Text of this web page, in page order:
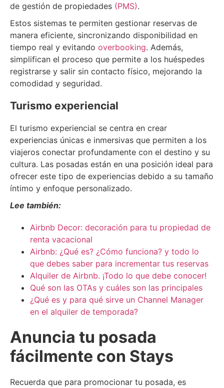
de gestión de propiedades (PMS).
Estos sistemas te permiten gestionar reservas de
manera eficiente, sincronizando disponibilidad en
tiempo real y evitando overbooking. Además,
simplifican el proceso que permite a los huéspedes
registrarse y salir sin contacto físico, mejorando la
comodidad y seguridad.
Turismo experiencial
El turismo experiencial se centra en crear
experiencias únicas e inmersivas que permiten a los
viajeros conectar profundamente con el destino y su
cultura. Las posadas están en una posición ideal para
ofrecer este tipo de experiencias debido a su tamaño
íntimo y enfoque personalizado.
Lee también:
Airbnb Decor: decoración para tu propiedad de
renta vacacional
Airbnb: ¿Qué es? ¿Cómo funciona? y todo lo
que debes saber para incrementar tus reservas
Alquiler de Airbnb. ¡Todo lo que debe conocer!
Qué son las OTAs y cuáles son las principales
¿Qué es y para qué sirve un Channel Manager
en el alquiler de temporada?
Anuncia tu posada
fácilmente con Stays
Recuerda que para promocionar tu posada, es